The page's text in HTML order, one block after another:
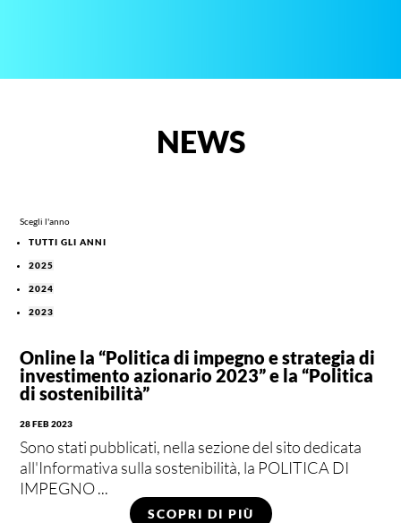
NEWS
Scegli l'anno
TUTTI GLI ANNI
2025
2024
2023
Online la “Politica di impegno e strategia di
investimento azionario 2023” e la “Politica
di sostenibilità”
28 FEB 2023
Sono stati pubblicati, nella sezione del sito dedicata
all'Informativa sulla sostenibilità, la POLITICA DI
IMPEGNO ...
SCOPRI DI PIÙ